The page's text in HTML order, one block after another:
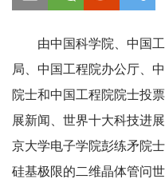
由中国科学院、中国
局、中国工程院办公厅、
院士和中国工程院院士投
展新闻、世界十大科技进
京大学电子学院彭练矛院
硅基极限的二维晶体管问